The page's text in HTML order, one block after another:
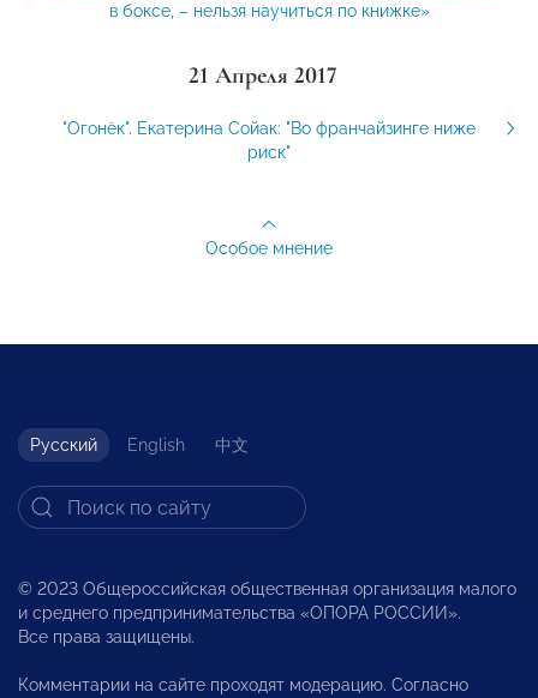
в боксе, – нельзя научиться по книжке»
21 Апреля 2017
"Огонёк". Екатерина Сойак: "Во франчайзинге ниже
риск"
Особое мнение
Русский English 中文
© 2023 Общероссийская общественная организация малого
и среднего предпринимательства «ОПОРА РОССИИ».
Все права защищены.
Комментарии на сайте проходят модерацию. Согласно